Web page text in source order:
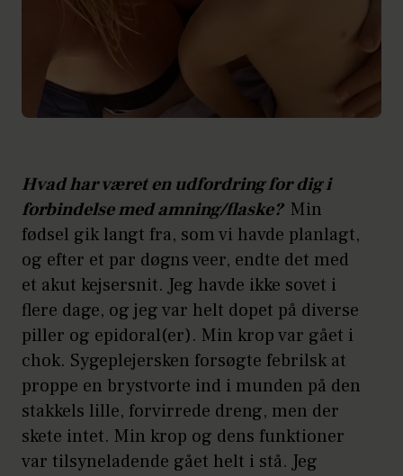
Hvad har været en udfordring for dig i
forbindelse med amning/flaske? Min
fødsel gik langt fra, som vi havde planlagt,
og efter et par døgns veer, endte det med
et akut kejsersnit. Jeg havde ikke sovet i
flere dage, og jeg var helt dopet på diverse
piller og epidoral(er). Min krop var gået i
chok. Sygeplejersken forsøgte febrilsk at
proppe en brystvorte ind i munden på den
stakkels lille, forvirrede dreng, men der
skete intet. Min krop og dens funktioner
var tilsyneladende gået helt i stå. Jeg